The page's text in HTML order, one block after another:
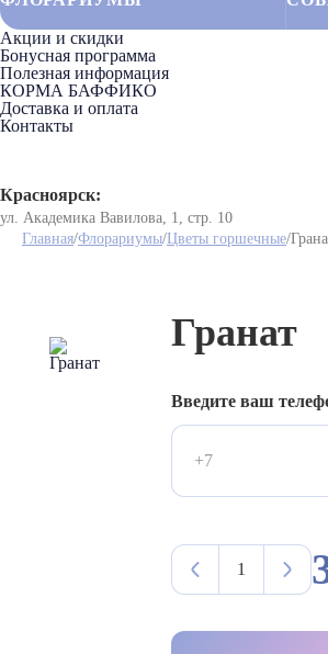
Акции и скидки
Бонусная программа
Полезная информация
КОРМА БАФФИКО
Доставка и оплата
Контакты
Красноярск:
ул. Академика Вавилова, 1, стр. 10
Главная/Флорариумы/Цветы горшечные/
Гранат
Введите ваш